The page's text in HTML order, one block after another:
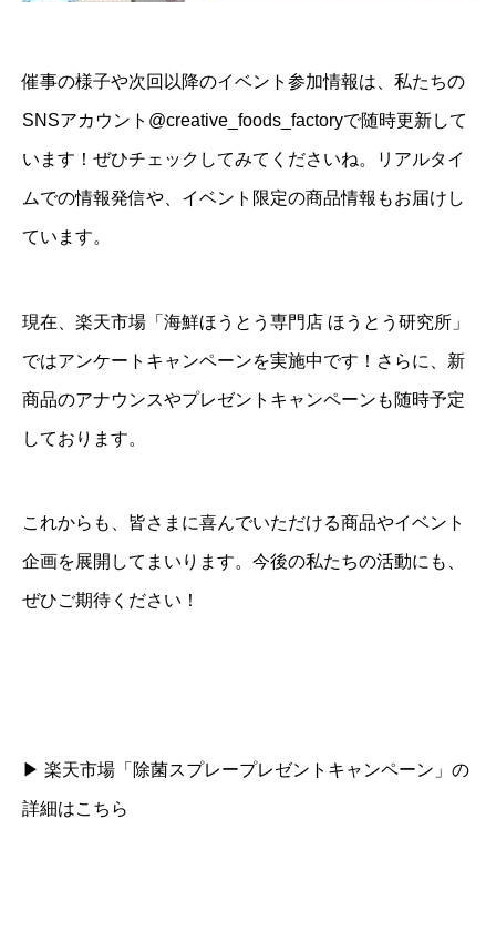
催事の様子や次回以降のイベント参加情報は、私たちの
SNSアカウント @creative_foods_factoryで随時更新して
います！ぜひチェックしてみてくださいね。リアルタイ
ムでの情報発信や、イベント限定の商品情報もお届けし
ています。
現在、楽天市場 「海鮮ほうとう専門店 ほうとう研究所」
ではアンケートキャンペーンを実施中です！さらに、新
商品のアナウンスやプレゼントキャンペーンも随時予定
しております。
これからも、皆さまに喜んでいただける商品やイベント
企画を展開してまいります。今後の私たちの活動にも、
ぜひご期待ください！
▶︎ 楽天市場「除菌スプレープレゼントキャンペーン」の
詳細はこちら